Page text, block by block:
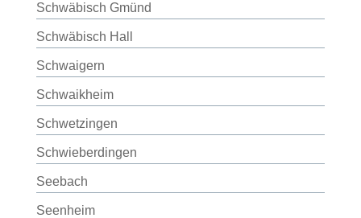
Schwäbisch Gmünd
Schwäbisch Hall
Schwaigern
Schwaikheim
Schwetzingen
Schwieberdingen
Seebach
Seenheim